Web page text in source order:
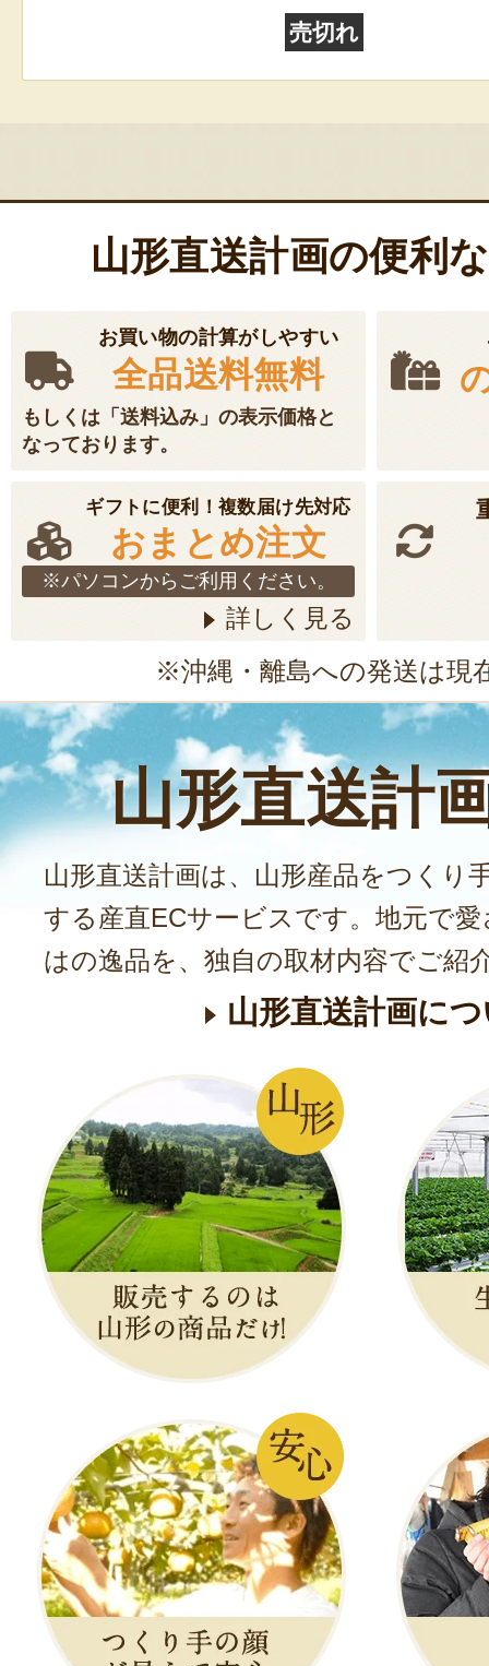
売切れ
山形直送計画の便利
お買い物の計算がしやすい
全品送料無料
もしくは「送料込み」の表示価格と
なっております。
ギフトに便利！複数届け先対応
おまとめ注文
※パソコンからご利用ください。
詳しく見る
※沖縄・離島への発送は現
山形直送計
山形直送計画は、山形産品をつくり
する産直ECサービスです。地元で
はの逸品を、独自の取材内容でご紹
山形直送計画に